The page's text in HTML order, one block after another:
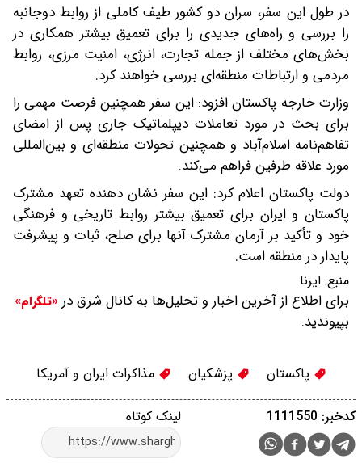
در طول این سفر، سران دو کشور طیف کاملی از روابط دوجانبه
را بررسی و راه‌های جدیدی را برای تعمیق بیشتر همکاری در
بخش‌های مختلف از جمله تجارت، انرژی، امنیت مرزی، روابط
مردمی و ارتباطات منطقه‌ای بررسی خواهند کرد.
وزارت خارجه پاکستان افزود: این سفر همچنین فرصت مهمی را
برای بحث در مورد تعاملات دیپلماتیک جاری پس از امضای
تفاهم‌نامه اسلام‌آباد و همچنین تحولات منطقه‌ای و بین‌المللی
مورد علاقه طرفین فراهم می‌کند.
دولت پاکستان اعلام کرد: این سفر نشان دهنده تعهد مشترک
پاکستان و ایران برای تعمیق بیشتر روابط تاریخی و فرهنگی
خود و تأکید بر آرمان مشترک آنها برای صلح، ثبات و پیشرفت
پایدار در منطقه است.
منبع: ایرنا
برای اطلاع از آخرین اخبار و تحلیل‌ها به کانال شرق در «تلگرام»
بپیوندید.
پاکستان پزشکیان مذاکرات ایران و آمریکا
لینک کوتاه کدخبر: 1111550